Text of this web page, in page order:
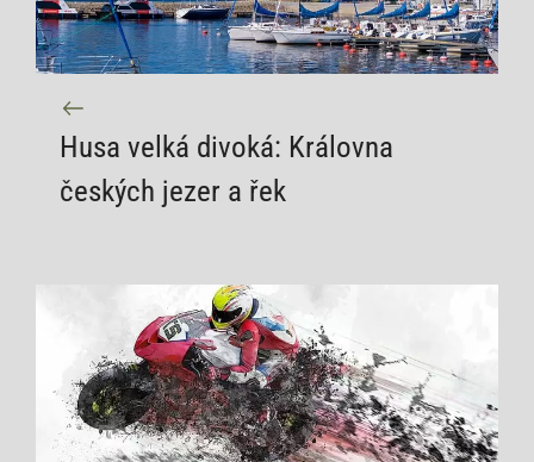
Husa velká divoká: Královna
českých jezer a řek